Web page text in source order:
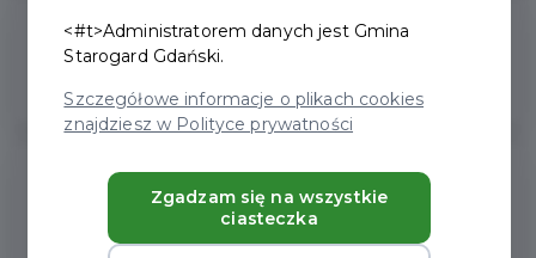
Gdzie odebrać Kartę plastikową po
złożeniu wniosku online?
Ile kosztuje Gminna Karta
<#t>Administratorem danych jest Gmina
Starogard Gdański.
Szczegółowe informacje o plikach cookies
znajdziesz w Polityce prywatności
Zgadzam się na wszystkie
ciasteczka